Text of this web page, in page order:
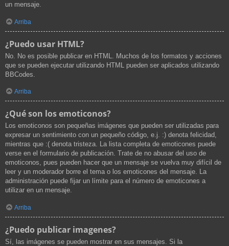
un mensaje.
Arriba
¿Puedo usar HTML?
No. No es posible publicar en HTML. Muchos de los formatos y acciones
que se pueden ejecutar utilizando HTML pueden ser aplicados utilizando
BBCodes.
Arriba
¿Qué son los emoticonos?
Los emoticonos son pequeñas imágenes que pueden ser utilizadas para
expresar un sentimiento con un pequeño código, e.j. :) denota felicidad,
mientras que :( denota tristeza. La lista completa de emoticones puede
verse en el formulario de publicación. Trate de no abusar del uso de
emoticonos, pues pueden hacer que un mensaje se vuelva muy difícil de
leer y un moderador borre el tema o los emoticones del mensaje. La
administración puede fijar un límite para el número de emoticones a
utilizar en un mensaje.
Arriba
¿Puedo publicar imagenes?
Sí, las imágenes se pueden mostrar en sus mensajes. Si la